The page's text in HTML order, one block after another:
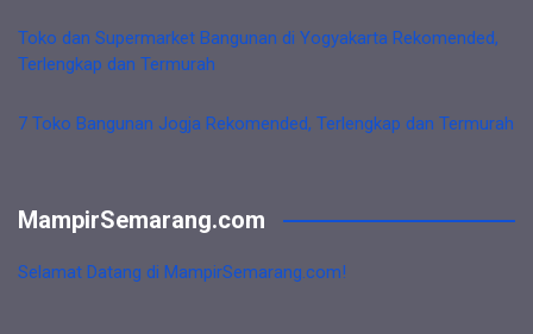
Toko dan Supermarket Bangunan di Yogyakarta Rekomended,
Terlengkap dan Termurah
7 Toko Bangunan Jogja Rekomended, Terlengkap dan Termurah
MampirSemarang.com
Selamat Datang di MampirSemarang.com!